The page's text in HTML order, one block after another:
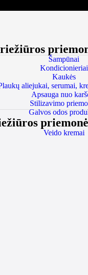
Šampūnai
Kondicionieriai
Kaukės
aliejukai, serumai,
Apsauga nuo
Stilizavimo
Galvos odos
Veido kremai